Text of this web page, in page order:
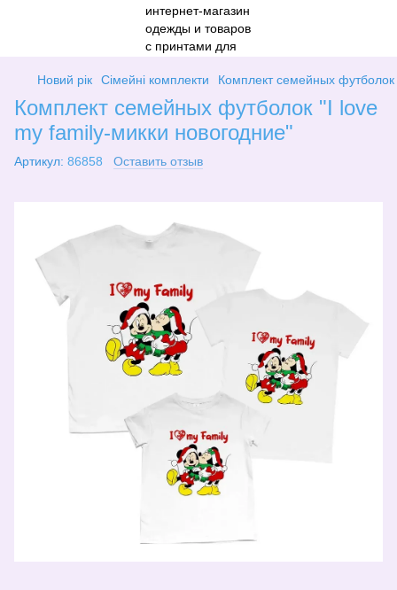
Новий рік Сімейні комплекти Комплект семейных
Комплект семейных футболок "I love
my family-микки новогодние"
Артикул: 86858 Оставить отзыв